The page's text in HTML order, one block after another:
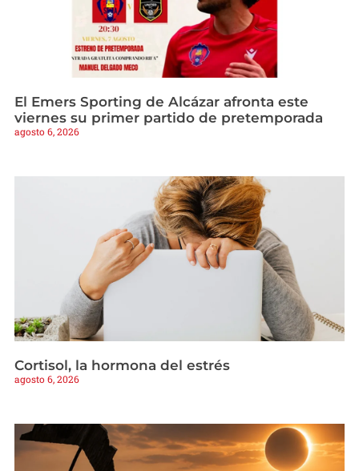
El Emers Sporting de Alcázar afronta este
viernes su primer partido de pretemporada
agosto 6, 2026
Cortisol, la hormona del estrés
agosto 6, 2026